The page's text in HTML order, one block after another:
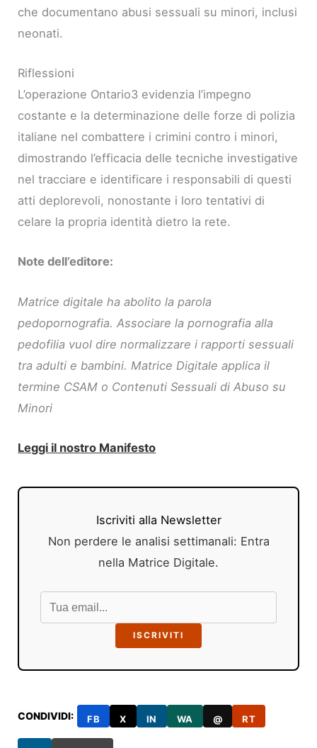
che documentano abusi sessuali su minori, inclusi
neonati.
Riflessioni
L’operazione Ontario3 evidenzia l’impegno
costante e la determinazione delle forze di polizia
italiane nel combattere i crimini contro i minori,
dimostrando l’efficacia delle tecniche investigative
nel tracciare e identificare i responsabili di questi
atti deplorevoli, nonostante i loro tentativi di
celare la propria identità dietro la rete.
Note dell’editore:
Matrice digitale ha abolito la parola
pedopornografia. Associare la pornografia alla
pedofilia vuol dire normalizzare i rapporti sessuali
tra adulti e bambini. Matrice Digitale applica il
termine CSAM o Contenuti Sessuali di Abuso su
Minori
Leggi il nostro Manifesto
Iscriviti alla Newsletter
Non perdere le analisi settimanali: Entra
nella Matrice Digitale.
ISCRIVITI
CONDIVIDI: FB X IN WA @ RT